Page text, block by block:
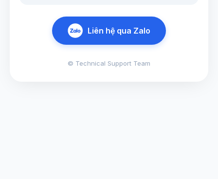
Liên hệ qua Zalo
© Technical Support Team